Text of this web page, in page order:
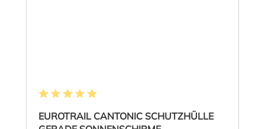
EUROTRAIL CANTONIC SCHUTZHÜLLE